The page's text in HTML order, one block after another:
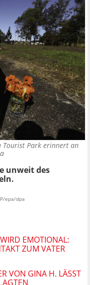
Tourist Park erinnert an
unweit des
epa/dpa
EMOTIONAL:
ZUM VATER
VON GINA H. LÄSST